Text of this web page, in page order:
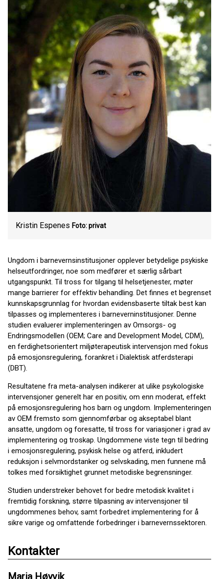
Kristin Espenes Foto: privat
Ungdom i barnevernsinstitusjoner opplever betydelige psykiske
helseutfordringer, noe som medfører et særlig sårbart
utgangspunkt. Til tross for tilgang til helsetjenester, møter
mange barrierer for effektiv behandling. Det finnes et begrenset
kunnskapsgrunnlag for hvordan evidensbaserte tiltak best kan
tilpasses og implementeres i barneverninstitusjoner. Denne
studien evaluerer implementeringen av Omsorgs- og
Endringsmodellen (OEM; Care and Development Model, CDM),
en ferdighetsorientert miljøterapeutisk intervensjon med fokus
på emosjonsregulering, forankret i Dialektisk atferdsterapi
(DBT).
Resultatene fra meta-analysen indikerer at ulike psykologiske
intervensjoner generelt har en positiv, om enn moderat, effekt
på emosjonsregulering hos barn og ungdom. Implementeringen
av OEM fremsto som gjennomførbar og akseptabel blant
ansatte, ungdom og foresatte, til tross for variasjoner i grad av
implementering og troskap. Ungdommene viste tegn til bedring
i emosjonsregulering, psykisk helse og atferd, inkludert
reduksjon i selvmordstanker og selvskading, men funnene må
tolkes med forsiktighet grunnet metodiske begrensninger.
Studien understreker behovet for bedre metodisk kvalitet i
fremtidig forskning, større tilpasning av intervensjoner til
ungdommenes behov, samt forbedret implementering for å
sikre varige og omfattende forbedringer i barnevernssektoren.
Kontakter
Maria Høyvik